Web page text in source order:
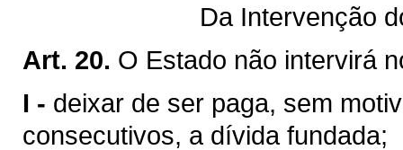
Da Intervenção
Art. 20. O Estado não intervirá
I - deixar de ser paga, sem
consecutivos, a dívida fundada;